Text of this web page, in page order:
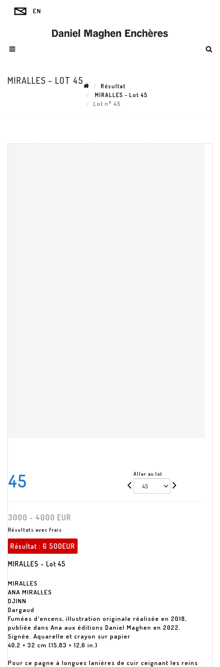
MIRALLES - LOT 45
Résultat
MIRALLES - Lot 45
Lot n° 45
45 Aller au lot
3000 - 4000 EUR
Résultats avec frais
Résultat : 6 500EUR
MIRALLES - Lot 45
MIRALLES
ANA MIRALLES
DJINN
Dargaud
Fumées d'encens, illustration originale réalisée en 2018,
publiée dans Ana aux éditions Daniel Maghen en 2022.
Signée. Aquarelle et crayon sur papier
40,2 × 32 cm (15,83 × 12,6 in.)
Pour ce pagne à longues lanières de cuir ceignant les reins